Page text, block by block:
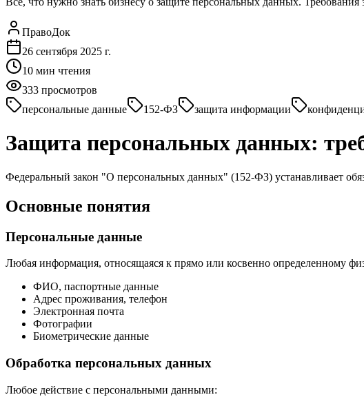
ПравоДок
26 сентября 2025 г.
10 мин чтения
333 просмотров
персональные данные
152-ФЗ защита информации
Защита персональных данных:
Федеральный закон "О персональных данных" (152-ФЗ) устанавливает
Основные понятия
Персональные данные
Любая информация, относящаяся к прямо или косвенно определенному
ФИО, паспортные данные
Адрес проживания, телефон
Электронная почта
Фотографии
Биометрические данные
Обработка персональных данных
Любое действие с персональными данными: